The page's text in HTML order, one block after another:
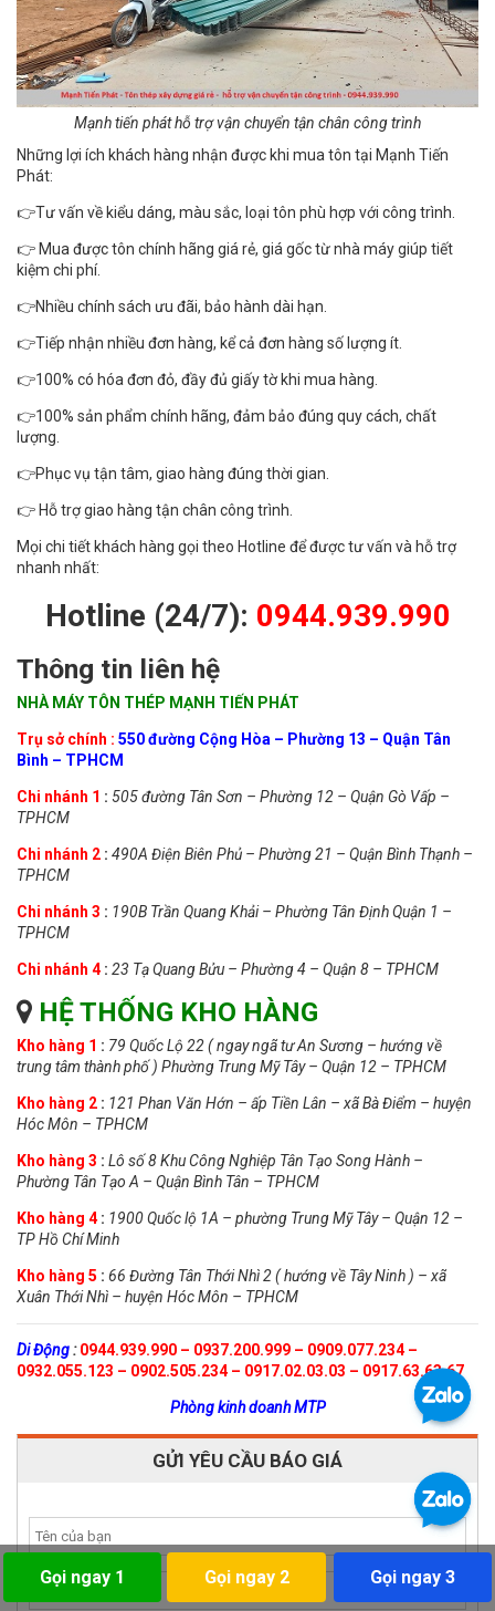
Mạnh tiến phát hỗ trợ vận chuyển tận chân công trình
Những lợi ích khách hàng nhận được khi mua tôn tại Mạnh Tiến
Phát:
👉Tư vấn về kiểu dáng, màu sắc, loại tôn phù hợp với công trình.
👉 Mua được tôn chính hãng giá rẻ, giá gốc từ nhà máy giúp tiết
kiệm chi phí.
👉Nhiều chính sách ưu đãi, bảo hành dài hạn.
👉Tiếp nhận nhiều đơn hàng, kể cả đơn hàng số lượng ít.
👉100% có hóa đơn đỏ, đầy đủ giấy tờ khi mua hàng.
👉100% sản phẩm chính hãng, đảm bảo đúng quy cách, chất
lượng.
👉Phục vụ tận tâm, giao hàng đúng thời gian.
👉 Hỗ trợ giao hàng tận chân công trình.
Mọi chi tiết khách hàng gọi theo Hotline để được tư vấn và hỗ trợ
nhanh nhất:
Hotline (24/7): 0944.939.990
Thông tin liên hệ
NHÀ MÁY TÔN THÉP MẠNH TIẾN PHÁT
Trụ sở chính : 550 đường Cộng Hòa – Phường 13 – Quận Tân
Bình – TPHCM
Chi nhánh 1 : 505 đường Tân Sơn – Phường 12 – Quận Gò Vấp –
TPHCM
Chi nhánh 2 : 490A Điện Biên Phủ – Phường 21 – Quận Bình Thạnh –
TPHCM
Chi nhánh 3 : 190B Trần Quang Khải – Phường Tân Định Quận 1 –
TPHCM
Chi nhánh 4: 23 Tạ Quang Bửu – Phường 4 – Quận 8 – TPHCM
HỆ THỐNG KHO HÀNG
Kho hàng 1 : 79 Quốc Lộ 22 ( ngay ngã tư An Sương – hướng về
trung tâm thành phố ) Phường Trung Mỹ Tây – Quận 12 – TPHCM
Kho hàng 2 : 121 Phan Văn Hớn – ấp Tiền Lân – xã Bà Điểm – huyện
Hóc Môn – TPHCM
Kho hàng 3 : Lô số 8 Khu Công Nghiệp Tân Tạo Song Hành –
Phường Tân Tạo A – Quận Bình Tân – TPHCM
Kho hàng 4: 1900 Quốc lộ 1A – phường Trung Mỹ Tây – Quận 12 –
TP Hồ Chí Minh
Kho hàng 5 : 66 Đường Tân Thới Nhì 2 ( hướng về Tây Ninh ) – xã
Xuân Thới Nhì – huyện Hóc Môn – TPHCM
Di Động: 0944.939.990 – 0937.200.999 – 0909.077.234 –
0932.055.123 – 0902.505.234 – 0917.02.03.03 – 0917.63.63.67
Phòng kinh doanh MTP
GỬI YÊU CẦU BÁO GIÁ
Gọi ngay 1 Gọi ngay 2 Gọi ngay 3